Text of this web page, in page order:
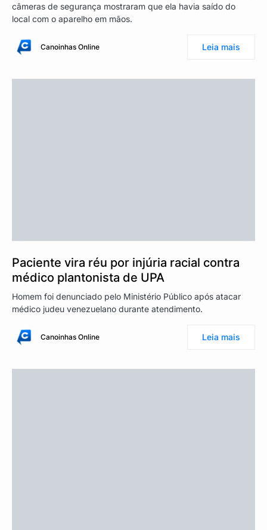
câmeras de segurança mostraram que ela havia saído do
local com o aparelho em mãos.
Canoinhas Online Leia mais
Paciente vira réu por injúria racial contra
médico plantonista de UPA
Homem foi denunciado pelo Ministério Público após atacar
médico judeu venezuelano durante atendimento.
Canoinhas Online Leia mais